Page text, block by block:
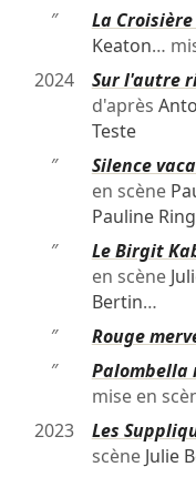
″
La
Keaton…
2024
Sur l'autre
d'après
Teste
″
Silence
en scène
Pauline
″
Le Birgit
en scène
Bertin…
″
Rouge
″
Palombella
mise en
2023
Les
scène Julie